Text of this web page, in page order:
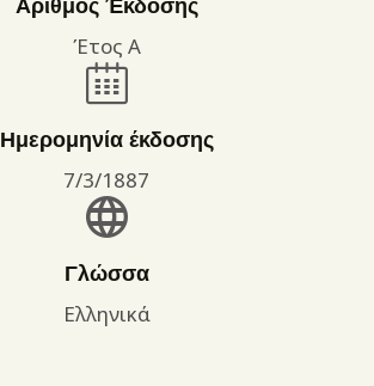
Αριθμός Έκδοσης
Έτος Α
Ημερομηνία έκδοσης
7/3/1887
Γλώσσα
Ελληνικά